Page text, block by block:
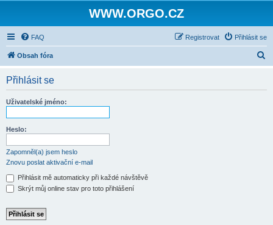
WWW.ORGO.CZ
FAQ Přihlásit se
Registrovat
Obsah fóra
Přihlásit se
Uživatelské jméno:
Heslo:
Zapomněl(a) jsem heslo
Znovu poslat aktivační e-mail
Přihlásit mě automaticky při každé návštěvě
Skrýt můj online stav pro toto přihlášení